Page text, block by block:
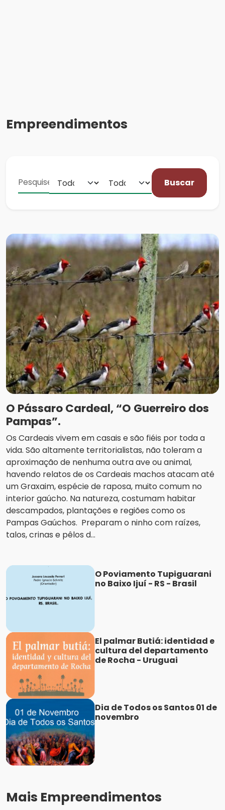
Empreendimentos
Buscar
O Pássaro Cardeal, “O Guerreiro dos
Pampas”.
Os Cardeais vivem em casais e são fiéis por toda a
vida. São altamente territorialistas, não toleram a
aproximação de nenhuma outra ave ou animal,
havendo relatos de os Cardeais machos atacam até
um Graxaim, espécie de raposa, muito comum no
interior gaúcho. Na natureza, costumam habitar
descampados, plantações e regiões como os
Pampas Gaúchos. Preparam o ninho com raízes,
talos, crinas e pêlos d...
O Poviamento Tupiguarani
no Baixo Ijuí - RS - Brasil
El palmar Butiá: identidad e
cultura del departamento
de Rocha - Uruguai
Dia de Todos os Santos 01 de
novembro
Mais Empreendimentos